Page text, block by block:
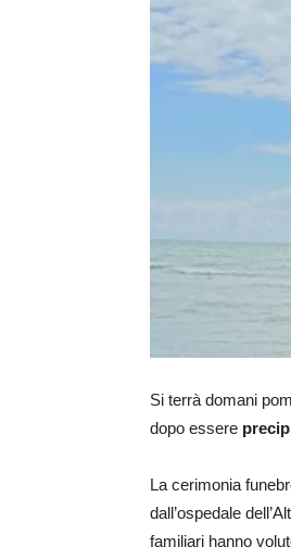
Si terrà domani
dopo essere
La cerimonia
dall’ospedale
familiari hanno